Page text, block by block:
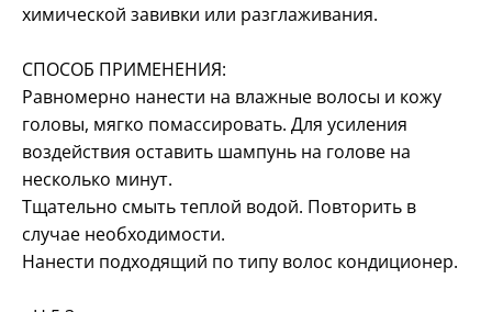
химической завивки или разглаживания.
СПОСОБ ПРИМЕНЕНИЯ:
Равномерно нанести на влажные волосы и кожу
головы, мягко помассировать. Для усиления
воздействия оставить шампунь на голове на
несколько минут.
Тщательно смыть теплой водой. Повторить в
случае необходимости.
Нанести подходящий по типу волос кондиционер.